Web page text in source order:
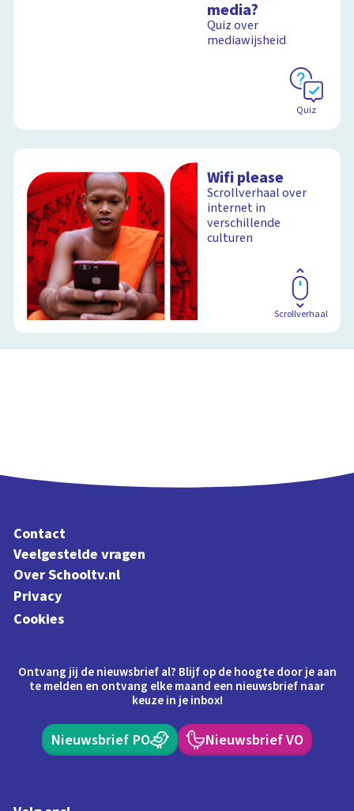
media?
Quiz over
mediawijsheid
Quiz
Wifi please
Scrollverhaal over
internet in
verschillende
culturen
Scrollverhaal
Contact
Veelgestelde vragen
Over Schooltv.nl
Privacy
Cookies
Ontvang jij de nieuwsbrief al? Blijf op de hoogte door je aan
te melden en ontvang elke maand een nieuwsbrief naar
keuze in je inbox!
Nieuwsbrief PO Nieuwsbrief VO